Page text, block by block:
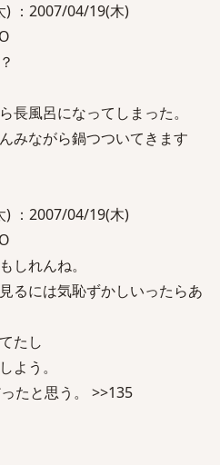
) ：2007/04/19(木)
長風呂になってしまった。
みながら鍋つついてきます
) ：2007/04/19(木)
しれんね。
るには気恥ずかしいったらあ
たし
よう。
たと思う。 >>135